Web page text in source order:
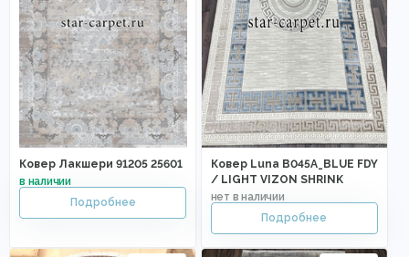
Ковер Лакшери 91205 25601
Ковер Luna B045A_BLUE FDY
/ LIGHT VIZON SHRINK